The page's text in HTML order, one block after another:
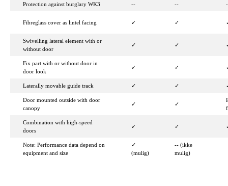
Protection against burglary WK3 -- --
Fibreglass cover as lintel facing ✓ ✓
Swivelling lateral element with or
without door
✓ ✓
Fix part with or without door in
door look
✓ ✓
Laterally movable guide track ✓ ✓
Door mounted outside with door
canopy
✓ ✓
Combination with high-speed
doors
✓ ✓
Note: Performance data depend on
equipment and size
✓
(mulig)
-- (ikke
mulig)